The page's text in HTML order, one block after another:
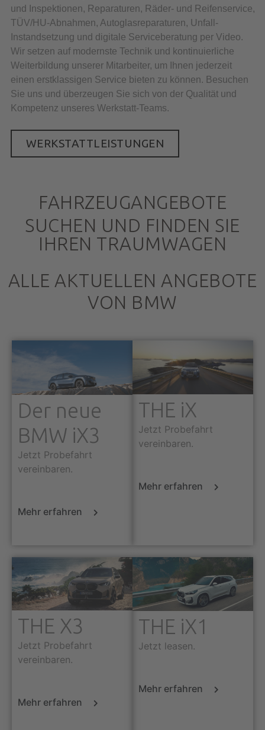
und Inspektionen, Reparaturen, Räder- und Reifenservice,
TÜV/HU-Abnahmen, Autoglasreparaturen, Unfall-
Instandsetzung und digitale Serviceberatung per Video.
Wir setzen auf modernste Technik und kontinuierliche
Weiterbildung unserer Mitarbeiter, um Ihnen jederzeit
einen erstklassigen Service bieten zu können. Besuchen
Sie uns und überzeugen Sie sich von der Qualität und
Kompetenz unseres Werkstatt-Teams.
WERKSTATTLEISTUNGEN
FAHRZEUGANGEBOTE
SUCHEN UND FINDEN SIE
IHREN TRAUMWAGEN
ALLE AKTUELLEN ANGEBOTE
VON BMW
Der neue
BMW iX3
Jetzt Probefahrt
vereinbaren.
Mehr erfahren
THE iX
Jetzt Probefahrt
vereinbaren.
Mehr erfahren
THE X3
Jetzt Probefahrt
vereinbaren.
Mehr erfahren
THE iX1
Jetzt leasen.
Mehr erfahren